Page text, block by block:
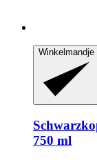
Winkelmandje
750 ml